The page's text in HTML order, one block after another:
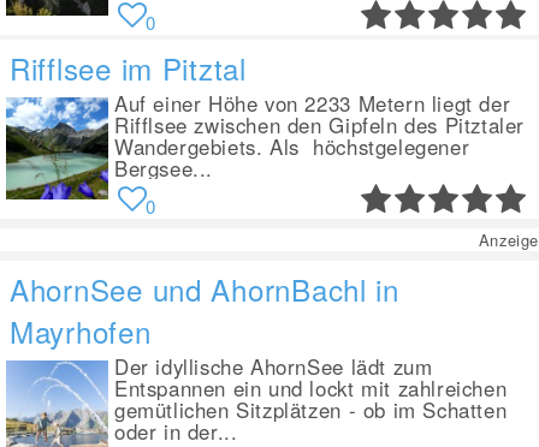
0
Rifflsee im Pitztal
Auf einer Höhe von 2233 Metern liegt der
Rifflsee zwischen den Gipfeln des Pitztaler
Wandergebiets. Als höchstgelegener
Bergsee...
0
Anzeige
AhornSee und AhornBachl in
Mayrhofen
Der idyllische AhornSee lädt zum
Entspannen ein und lockt mit zahlreichen
gemütlichen Sitzplätzen - ob im Schatten
oder in der...